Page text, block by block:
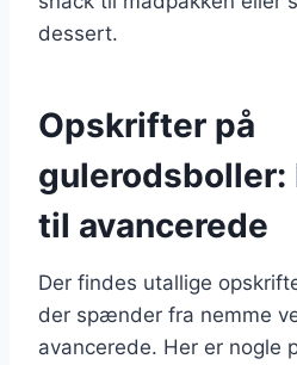
dessert.
Opskrifter på
gulerodsboller:
til avancerede
Der findes utallige
der spænder fra nemme
avancerede. Her er nogle